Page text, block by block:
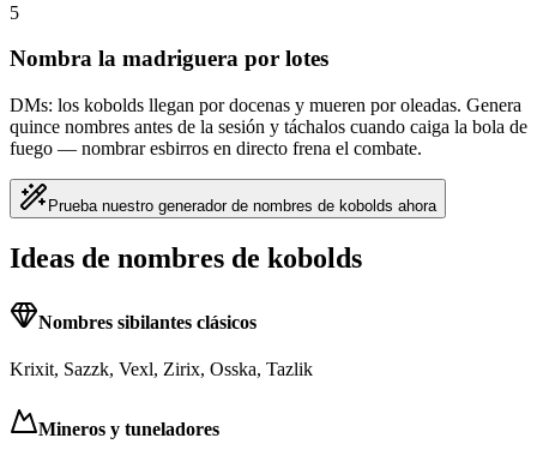
5
Nombra la madriguera por lotes
DMs: los kobolds llegan por docenas y mueren por oleadas. Genera
quince nombres antes de la sesión y táchalos cuando caiga la bola de
fuego — nombrar esbirros en directo frena el combate.
Prueba nuestro generador de nombres de kobolds ahora
Ideas de nombres de kobolds
Nombres sibilantes clásicos
Krixit, Sazzk, Vexl, Zirix, Osska, Tazlik
Mineros y tuneladores